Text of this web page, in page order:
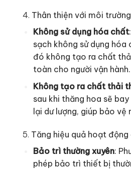
4. Thân thiện với môi trường
Không sử dụng hóa chất
sạch không sử dụng
đó không tạo ra chất
toàn cho người vận hành.
Không tạo ra chất thải
sau khi thăng hoa sẽ
lại dư lượng, giúp bảo vệ
5. Tăng hiệu quả hoạt
Bảo trì thường xuyên:
phép bảo trì thiết bị